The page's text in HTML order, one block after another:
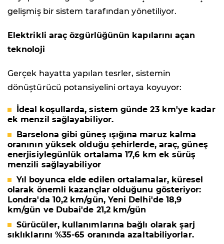
gelişmiş bir sistem tarafından yönetiliyor.
Elektrikli araç özgürlüğünün kapılarını açan
teknoloji
Gerçek hayatta yapılan tesrler, sistemin
dönüştürücü potansiyelini ortaya koyuyor:
İdeal koşullarda, sistem günde 23 km'ye kadar
ek menzil sağlayabiliyor.
Barselona gibi güneş ışığına maruz kalma
oranının yüksek olduğu şehirlerde, araç, güneş
enerjisiylegünlük ortalama 17,6 km ek sürüş
menzili sağlayabiliyor
Yıl boyunca elde edilen ortalamalar, küresel
olarak önemli kazançlar olduğunu gösteriyor:
Londra'da 10,2 km/gün, Yeni Delhi'de 18,9
km/gün ve Dubai'de 21,2 km/gün
Sürücüler, kullanımlarına bağlı olarak şarj
sıklıklarını %35-65 oranında azaltabiliyorlar.